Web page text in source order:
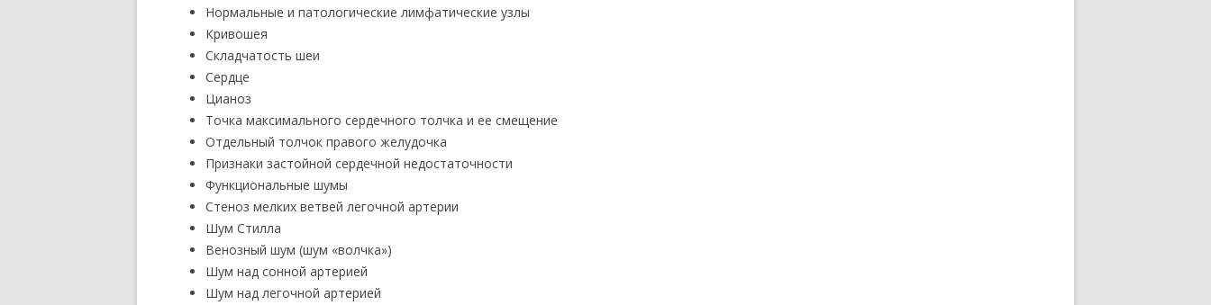
Нормальные и патологические лимфатические узлы
Кривошея
Складчатость шеи
Сердце
Цианоз
Точка максимального сердечного толчка и ее смещение
Отдельный толчок правого желудочка
Признаки застойной сердечной недостаточности
Функциональные шумы
Стеноз мелких ветвей легочной артерии
Шум Стилла
Венозный шум (шум «волчка»)
Шум над сонной артерией
Шум над легочной артерией